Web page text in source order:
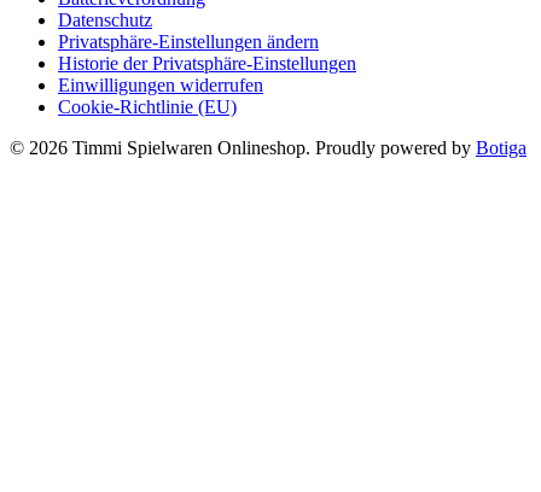
Datenschutz
Privatsphäre-Einstellungen ändern
Historie der Privatsphäre-Einstellungen
Einwilligungen widerrufen
Cookie-Richtlinie (EU)
© 2026 Timmi Spielwaren Onlineshop. Proudly powered by Botiga